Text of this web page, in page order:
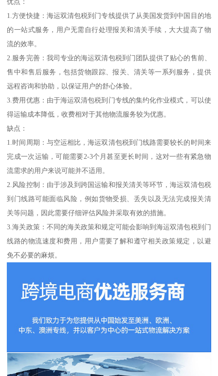
1.方便快捷：海运双清包税到门专线提供了从美国发货到中国目的地
的一站式服务，用户无需自行处理报关和清关手续，大大提高了物
流的效率。
2.服务完善：我司专业的海运双清包税到门团队提供了贴心的售前、
售中和售后服务，包括货物跟踪、报关、清关等一系列服务，提供
远程咨询和协助，以保证用户的舒心体验。
3.费用优惠：由于海运双清包税到门专线的集约化作业模式，可以使
得运输成本降低，收费相对于其他物流服务较为优惠。
缺点：
1.时间周期：与空运相比，海运双清包税到门线路需要较长的时间来
完成一次运输，可能需要2-3个月甚至更长时间，这对一些有紧急物
流需求的用户来说可能并不适用。
2.风险控制：由于涉及到跨国运输和报关清关等环节，海运双清包税
到门线路可能面临风险，例如货物受损、丢失以及无法完成报关清
关等问题，因此需要仔细评估风险并采取有效的措施。
3.海关政策：不同的海关政策和规定可能会影响到海运双清包税到门
线路的物流速度和费用，用户需要了解和遵守相关政策规定，以避
免不必要的麻烦。